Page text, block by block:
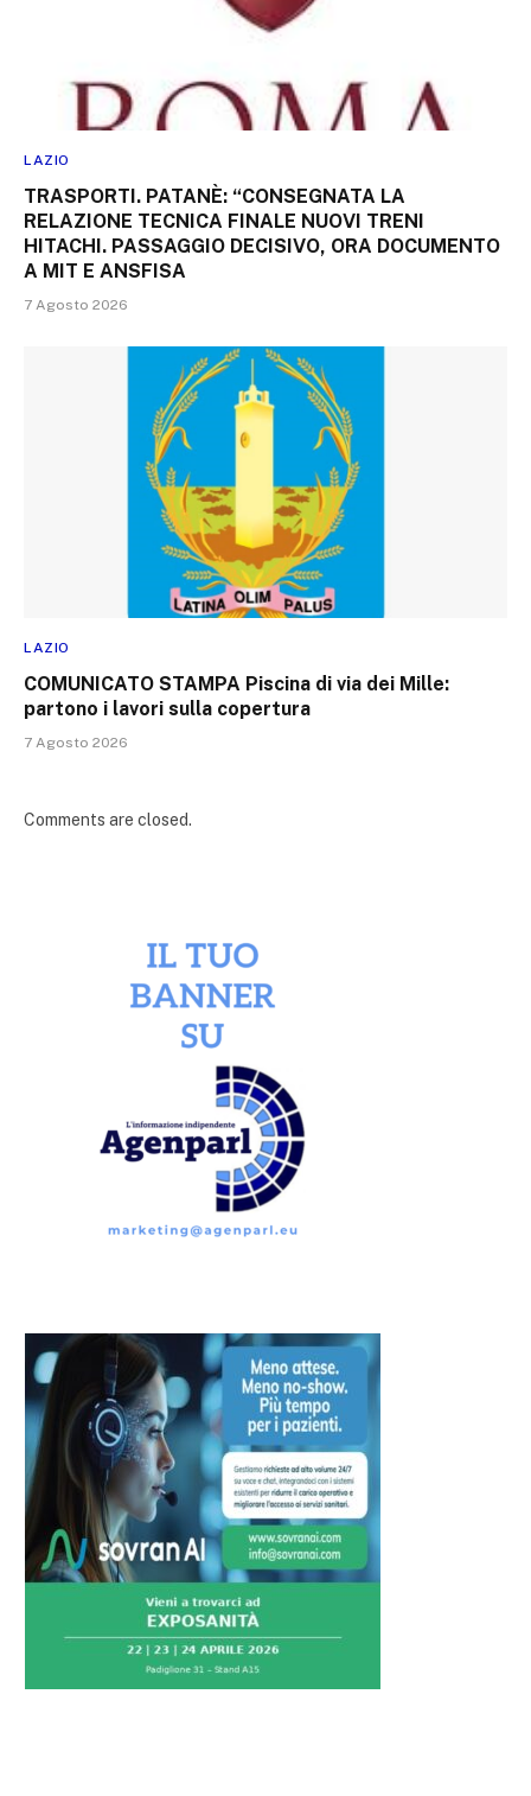
LAZIO
TRASPORTI. PATANÈ: “CONSEGNATA LA
RELAZIONE TECNICA FINALE NUOVI TRENI
HITACHI. PASSAGGIO DECISIVO, ORA DOCUMENTO
A MIT E ANSFISA
7 Agosto 2026
LAZIO
COMUNICATO STAMPA Piscina di via dei Mille:
partono i lavori sulla copertura
7 Agosto 2026
Comments are closed.